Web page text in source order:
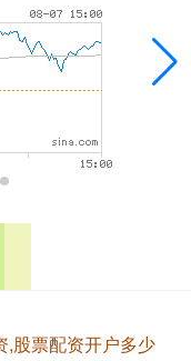
,股票配资开户多少